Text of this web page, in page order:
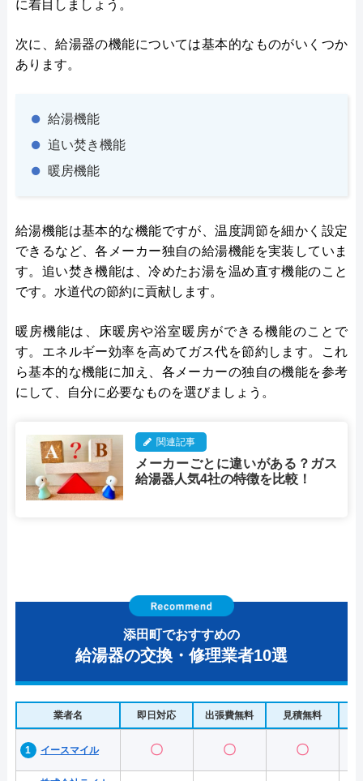
に着目しましょう。
次に、給湯器の機能については基本的なものがいくつか
あります。
給湯機能
追い焚き機能
暖房機能
給湯機能は基本的な機能ですが、温度調節を細かく設定
できるなど、各メーカー独自の給湯機能を実装していま
す。追い焚き機能は、冷めたお湯を温め直す機能のこと
です。水道代の節約に貢献します。
暖房機能は、床暖房や浴室暖房ができる機能のことで
す。エネルギー効率を高めてガス代を節約します。これ
ら基本的な機能に加え、各メーカーの独自の機能を参考
にして、自分に必要なものを選びましょう。
関連記事
メーカーごとに違いがある？ガス
給湯器人気4社の特徴を比較！
添田町でおすすめの
給湯器の交換・修理業者10選
業者名 即日対応 出張費無料 見積無料
イースマイル 〇 〇 〇